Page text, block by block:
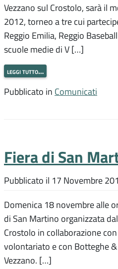
Vezzano sul Crostolo, sarà il
2012, torneo a tre cui
Reggio Emilia, Reggio
scuole medie di V […]
leggi tutto…
Pubblicato in Comunicati
Fiera di San
Pubblicato il 17 Novembre
Domenica 18 novembre alle
di San Martino organizzata
Crostolo in collaborazione
volontariato e con Botteghe
Vezzano. […]